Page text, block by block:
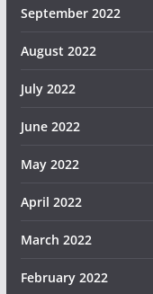
September 2022
August 2022
July 2022
June 2022
May 2022
April 2022
March 2022
February 2022